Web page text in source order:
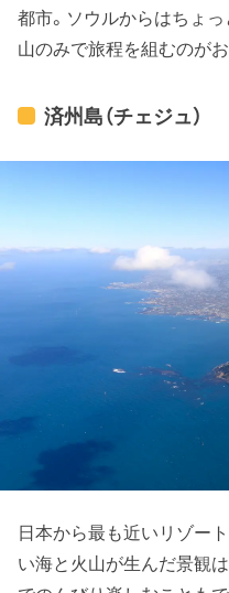
都市。ソウルからはちょ
山のみで旅程を組むのがお
済州島（チェジュ）
日本から最も近いリゾー
い海と火山が生んだ景観